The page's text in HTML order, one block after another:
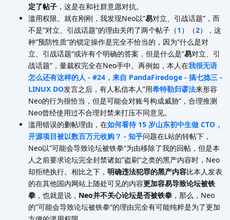
定了帖子 ，这是在和社群意愿对抗。
滥用权限。就在刚刚，我发现Neo以”易对立、引战话题”，而
不是”对立、引战话题”的理由关闭了两个帖子（1 ）（2），这
种”预防性质“的锁定操作是完全不恰当的，因为”什么是对
立、引战话题“或许有个明确的答案，但是什么是”易对立、引
战话题”，量裁权完全在Neo手中。再例如，本人在我很无语
怎么还有这样的人 - #24，来自 PandaFiredoge - 搞七捻三 -
LINUX DO发言之后，有人私信本人”用希特勒归谬法来形容
Neo的行为很恰当，但是可能会对账号构成威胁“，合理推测
Neo曾经使用过不合理封禁来打压不同意见。
滥用错误的删帖理由，在如何看待 15 岁山东初中生做 CTO，
开源项目被以数百万元收购？ - 知乎问题在L站的转帖下，
Neo以”可能会导致论坛被铁拳“为由移除了我的回帖，但是本
人之前要求论坛完全封禁诸如”盗刷“之类的黑产内容时，Neo
却拒绝执行。相比之下， 明确违法犯罪的黑产内容比本人发表
的在其他国内网站上随处可见的内容更加容易导致论坛被铁
拳 ，也就是说， Neo并不关心论坛是否被铁拳 ，那么，Neo
的”可能会导致论坛被铁拳“的理由完全有可能纯粹是为了更加